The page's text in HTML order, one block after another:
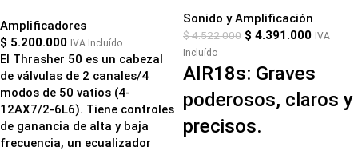
Amplificadores
$ 5.200.000 IVA Incluído
El Thrasher 50 es un cabezal
de válvulas de 2 canales/4
modos de 50 vatios (4-
12AX7/2-6L6). Tiene controles
de ganancia de alta y baja
frecuencia, un ecualizador
Sonido y Amplificación
$4.522.000 $ 4.391.000 IVA
Incluído
AIR18s: Graves
poderosos, claros y
precisos.